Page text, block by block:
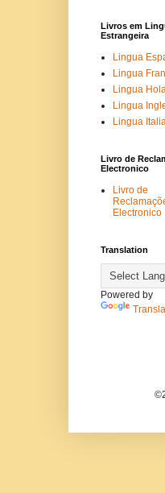
Livros em
Estrangeira
Lingua
Lingua
Lingua
Lingua
Lingua
Livro de
Electronico
Livro de
Electronico
Translation
Powered by